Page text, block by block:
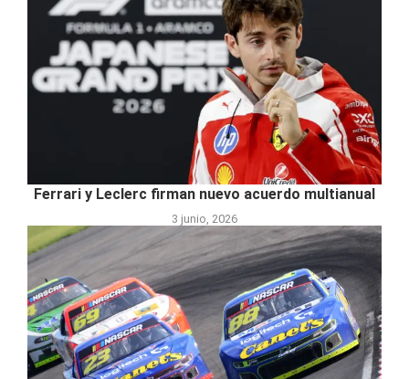
Ferrari y Leclerc firman nuevo acuerdo multianual
3 junio, 2026